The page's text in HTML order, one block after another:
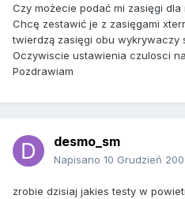
Czy możecie podać mi zasięgi dla
Chcę zestawić je z zasięgami
twierdzą zasięgi obu wykrywaczy
Oczywiscie ustawienia czulosci
Pozdrawiam
desmo_sm
Napisano 10 Grudzień
zrobie dzisiaj jakies testy w